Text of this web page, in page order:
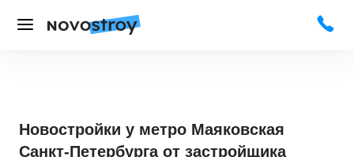
Новостройки у метро Маяковская
Санкт-Петербурга от застройщика